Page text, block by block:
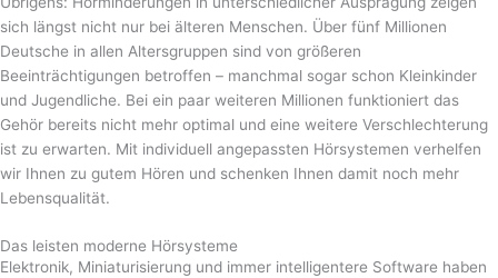
sich längst nicht nur bei älteren Menschen. Über fünf Millionen
Deutsche in allen Altersgruppen sind von größeren
Beeinträchtigungen betroffen – manchmal sogar schon Kleinkinder
und Jugendliche. Bei ein paar weiteren Millionen funktioniert das
Gehör bereits nicht mehr optimal und eine weitere Verschlechterung
ist zu erwarten. Mit individuell angepassten Hörsystemen verhelfen
wir Ihnen zu gutem Hören und schenken Ihnen damit noch mehr
Lebensqualität.
Das leisten moderne Hörsysteme
Elektronik, Miniaturisierung und immer intelligentere Software haben